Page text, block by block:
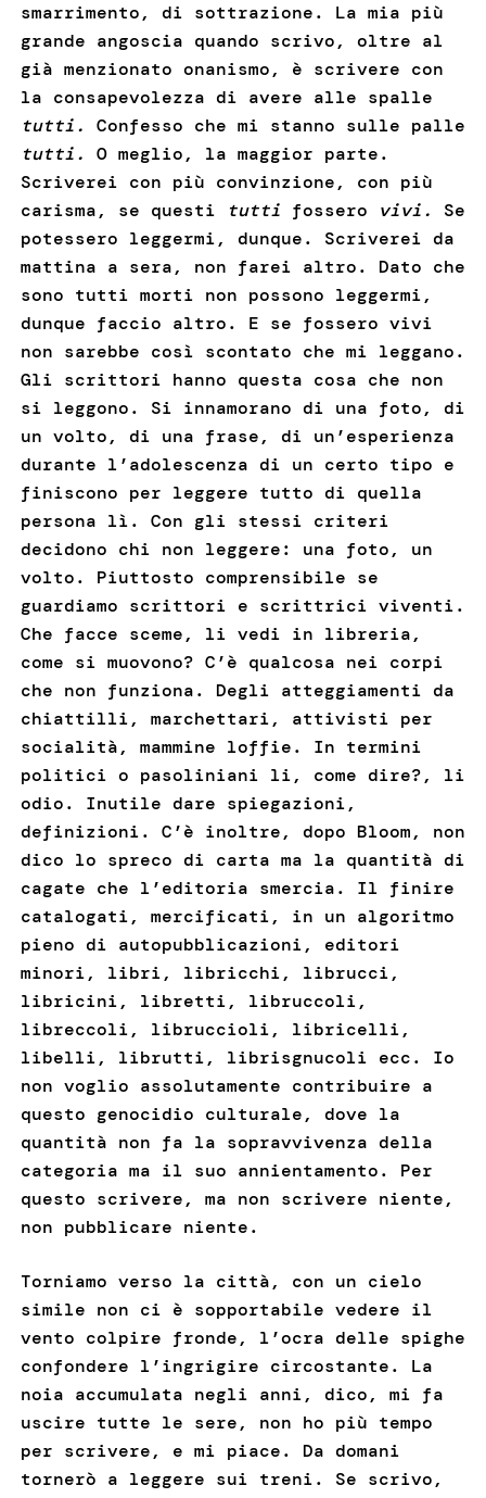
smarrimento, di sottrazione. La mia più
grande angoscia quando scrivo, oltre al
già menzionato onanismo, è scrivere con
la consapevolezza di avere alle spalle
tutti. Confesso che mi stanno sulle palle
tutti. O meglio, la maggior parte.
Scriverei con più convinzione, con più
carisma, se questi
tutti fossero vivi. Se
potessero leggermi, dunque. Scriverei da
mattina a sera, non farei altro. Dato che
sono tutti morti non possono leggermi,
dunque faccio altro. E se fossero vivi
non sarebbe così scontato che mi leggano.
Gli scrittori hanno questa cosa che non
si leggono. Si innamorano di una foto, di
un volto, di una frase, di un’esperienza
durante l’adolescenza di un certo tipo e
finiscono per leggere tutto di quella
persona lì. Con gli stessi criteri
decidono chi non leggere: una foto, un
volto. Piuttosto comprensibile se
guardiamo scrittori e scrittrici viventi.
Che facce sceme, li vedi in libreria,
come si muovono? C’è qualcosa nei corpi
che non funziona. Degli atteggiamenti da
chiattilli, marchettari, attivisti per
socialità, mammine loffie. In termini
politici o pasoliniani li, come dire?, li
odio. Inutile dare spiegazioni,
definizioni. C’è inoltre, dopo Bloom, non
dico lo spreco di carta ma la quantità di
cagate che l’editoria smercia. Il finire
catalogati, mercificati, in un algoritmo
pieno di autopubblicazioni, editori
minori, libri, libricchi, librucci,
libricini, libretti, libruccoli,
libreccoli, libruccioli, libricelli,
libelli, librutti, librisgnucoli ecc. Io
non voglio assolutamente contribuire a
questo genocidio culturale, dove la
quantità non fa la sopravvivenza della
categoria ma il suo annientamento. Per
questo scrivere, ma non scrivere niente,
non pubblicare niente.
Torniamo verso la città, con un cielo
simile non ci è sopportabile vedere il
vento colpire fronde, l’ocra delle spighe
confondere l’ingrigire circostante. La
noia accumulata negli anni, dico, mi fa
uscire tutte le sere, non ho più tempo
per scrivere, e mi piace. Da domani
tornerò a leggere sui treni. Se scrivo,